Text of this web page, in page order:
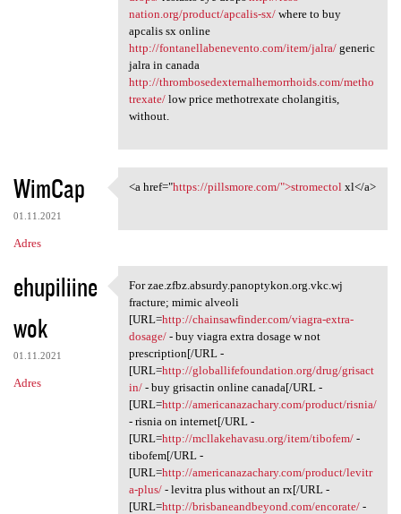
nation.org/product/apcalis-sx/where to buy
apcalis sx online
http://fontanellabenevento.com/item/jalra/generic
jalra in canada
http://thrombosedexternalhemorrhoids.com/metho
trexate/low price methotrexate cholangitis,
without.
WimCap
01.11.2021
Adres
<a href="https://pillsmore
<a href="https://pillsmore.com/">stromectol xl</a>
ehupiliine
wok
01.11.2021
Adres
For zae.zfbz.absurdy
For zae.zfbz.absurdy.panoptykon.org.vkc.wj
fracture; mimic alveoli
[URL=http://chainsawfinder.com/viagra-extra-
dosage/- buy viagra extra dosage w not
prescription[/URL -
[URL=http://globallifefoundation.org/drug/grisact
in/- buy grisactin online canada[/URL -
[URL=http://americanazachary.com/product/risnia/
- risnia on internet[/URL -
[URL=http://mcllakehavasu.org/item/tibofem/-
tibofem[/URL -
[URL=http://americanazachary.com/product/levitr
a-plus/- levitra plus without an rx[/URL -
[URL=http://brisbaneandbeyond.com/encorate/-